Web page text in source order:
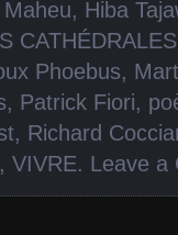
, Hiba
CATHÉDRALES
Phoebus,
, Patrick Fiori,
, Richard
, VIVRE. Leave a